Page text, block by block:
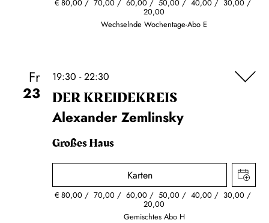
€80,00 70,00 60,00 50,00 40,00 30,00
20,00
Wechselnde Wochentage-Abo E
Fr
23
19:30 - 22:30
DER KREIDE­KREIS
Alexander Zemlinsky
Großes Haus
Karten
€80,00 70,00 60,00 50,00 40,00 30,00
20,00
Gemischtes Abo H